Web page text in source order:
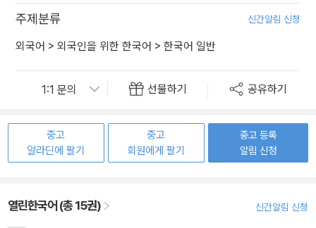
주제분류 신간알림 신청
외국어 > 외국인을 위한 한국어 > 한국어 일반
선물하기 공유하기
중고
알라딘에 팔기
중고
회원에게 팔기
중고 등록
알림 신청
열린한국어 (총 15권) 신간알림 신청